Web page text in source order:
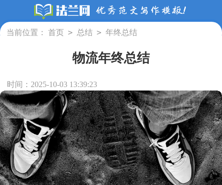
当前位置： 首页 > 总结 > 年终总结
物流年终总结
时间：2025-10-03 13:39:23